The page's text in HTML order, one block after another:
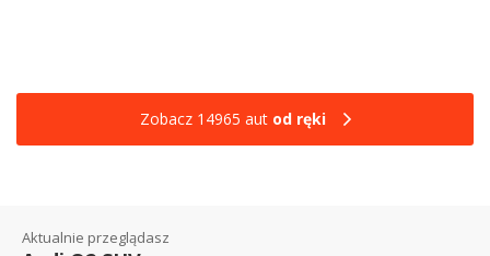
Zobacz 14965 aut od ręki
Aktualnie przeglądasz